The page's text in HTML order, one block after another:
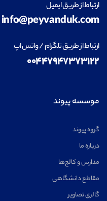
ارتباط از طریق ایمیل
info@peyvanduk.com
ارتباط از طریق تلگرام / واتس اپ
۰۰۴۴۷۹۴۷۳۷۳۱۲۲
موسسه پیوند
گروه پیوند
درباره ما
مدارس و کالج‌ها
مقاطع دانشگاهی
گالری تصاویر